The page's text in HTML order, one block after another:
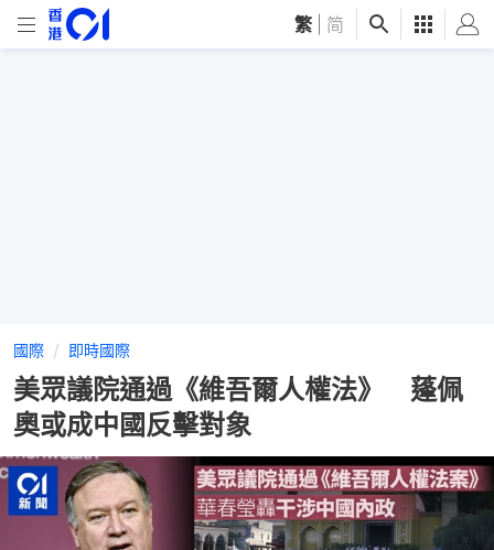
繁 简
國際 即時國際
美眾議院通過《維吾爾人權法》 蓬佩
奧或成中國反擊對象